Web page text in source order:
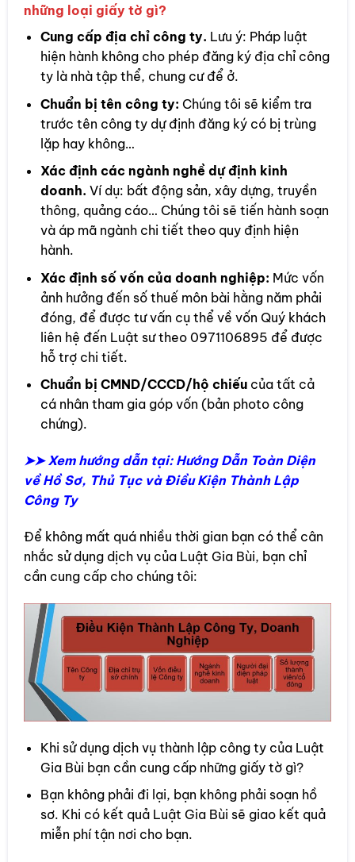
những loại giấy tờ gì?
Cung cấp địa chỉ công ty. Lưu ý: Pháp luật
hiện hành không cho phép đăng ký địa chỉ công
ty là nhà tập thể, chung cư để ở.
Chuẩn bị tên công ty: Chúng tôi sẽ kiểm tra
trước tên công ty dự định đăng ký có bị trùng
lặp hay không…
Xác định các ngành nghề dự định kinh
doanh. Ví dụ: bất động sản, xây dựng, truyền
thông, quảng cáo… Chúng tôi sẽ tiến hành soạn
và áp mã ngành chi tiết theo quy định hiện
hành.
Xác định số vốn của doanh nghiệp: Mức vốn
ảnh hưởng đến số thuế môn bài hằng năm phải
đóng, để được tư vấn cụ thể về vốn Quý khách
liên hệ đến Luật sư theo 0971106895 để được
hỗ trợ chi tiết.
Chuẩn bị CMND/CCCD/hộ chiếucủa tất cả
cá nhân tham gia góp vốn (bản photo công
chứng).
➤➤ Xem hướng dẫn tại: Hướng Dẫn Toàn Diện
về Hồ Sơ, Thủ Tục và Điều Kiện Thành Lập
Công Ty
Để không mất quá nhiều thời gian bạn có thể cân
nhắc sử dụng dịch vụ của Luật Gia Bùi, bạn chỉ
cần cung cấp cho chúng tôi:
Khi sử dụng dịch vụ thành lập công ty của Luật
Gia Bùi bạn cần cung cấp những giấy tờ gì?
Bạn không phải đi lại, bạn không phải soạn hồ
sơ. Khi có kết quả Luật Gia Bùi sẽ giao kết quả
miễn phí tận nơi cho bạn.